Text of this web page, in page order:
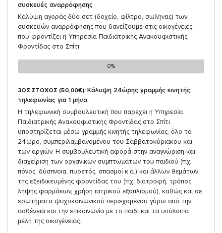
συσκευές αναρρόφησης
Κάλυψη αγοράς δύο σετ (δοχείο, φίλτρο, σωλήνας) των
συσκευών αναρρόφησης που δανείζουμε στις οικογένειες
που φροντίζει η Υπηρεσία Παιδιατρικής Ανακουφιστικής
Φροντίδας στο Σπίτι.
0%
0%
3ΟΣ ΣΤΟΧΟΣ (50,00€): Κάλυψη 24ώρης γραμμής κινητής
τηλεφωνίας για 1 μήνα
Η τηλεφωνική συμβουλευτική που παρέχει η Υπηρεσία
Παιδιατρικής Ανακουφιστικής Φροντίδας στο Σπίτι
υποστηρίζεται μέσω γραμμής κινητής τηλεφωνίας, όλο το
24ωρο, συμπεριλαμβανομένου του Σαββατοκύριακου και
των αργιών. Η συμβουλευτική αφορά στην αναγνώριση και
διαχείριση των οργανικών συμπτωμάτων του παιδιού (π.χ.
πόνος, δύσπνοια, πυρετός, σπασμοί κ.α.) και άλλων θεμάτων
της εξειδικευμένης φροντίδας του (π.χ. διατροφή, τρόπος
λήψης φαρμάκων, χρήση ιατρικού εξοπλισμού), καθώς και σε
ερωτήματα ψυχοκοινωνικού περιεχομένου γύρω από την
ασθένεια και την επικοινωνία με το παιδί και τα υπόλοιπα
μέλη της οικογένειας.